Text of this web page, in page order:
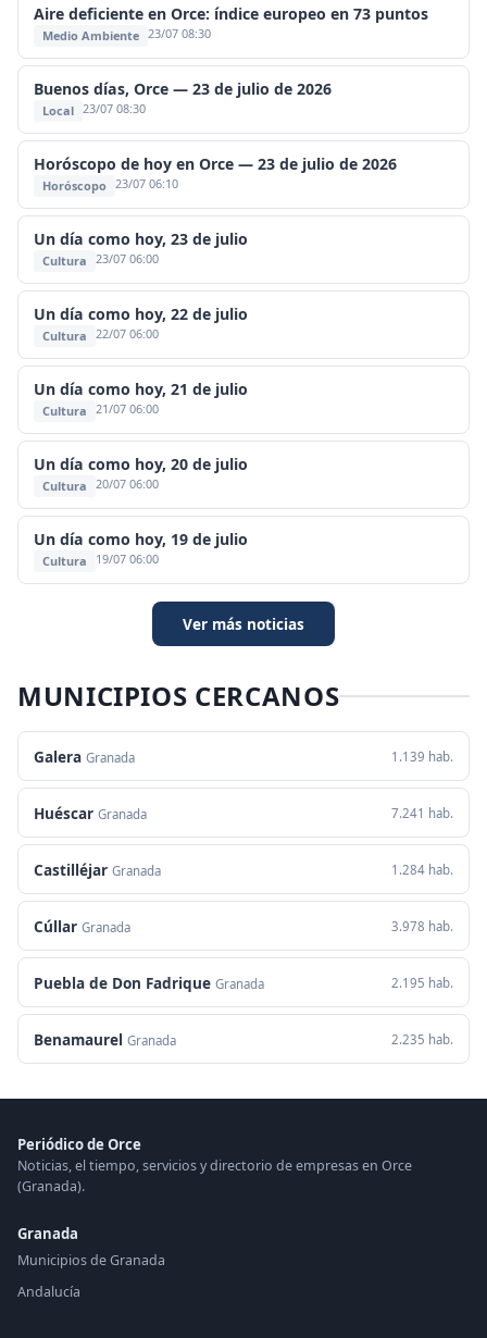
Aire deficiente en Orce: índice europeo en 73 puntos
Medio Ambiente 23/07 08:30
Buenos días, Orce — 23 de julio de 2026
Local 23/07 08:30
Horóscopo de hoy en Orce — 23 de julio de 2026
Horóscopo 23/07 06:10
Un día como hoy, 23 de julio
Cultura 23/07 06:00
Un día como hoy, 22 de julio
Cultura 22/07 06:00
Un día como hoy, 21 de julio
Cultura 21/07 06:00
Un día como hoy, 20 de julio
Cultura 20/07 06:00
Un día como hoy, 19 de julio
Cultura 19/07 06:00
Ver más noticias
MUNICIPIOS CERCANOS
Galera Granada 1.139 hab.
Huéscar Granada 7.241 hab.
Castilléjar Granada 1.284 hab.
Cúllar Granada 3.978 hab.
Puebla de Don Fadrique Granada 2.195 hab.
Benamaurel Granada 2.235 hab.
Periódico de Orce
Noticias, el tiempo, servicios y directorio de empresas en Orce
(Granada).
Granada
Municipios de Granada
Andalucía